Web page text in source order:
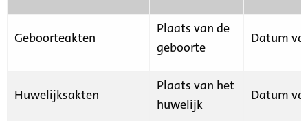
Geboorteakten
Plaats van de
geboorte
Datum
Huwelijksakten
Plaats van het
huwelijk
Datum